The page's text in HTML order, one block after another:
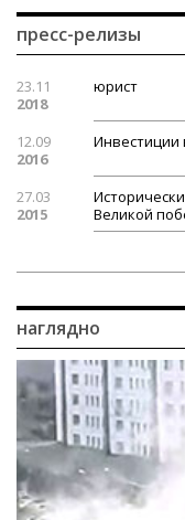
пресс-релизы
23.11
2018
юрист
12.09
2016
Инвестиции
27.03
2015
Великой
наглядно